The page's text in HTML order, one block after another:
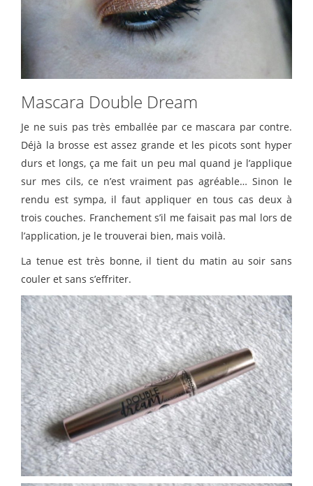
Mascara Double Dream
Je ne suis pas très emballée par ce mascara par contre.
Déjà la brosse est assez grande et les picots sont hyper
durs et longs, ça me fait un peu mal quand je l’applique
sur mes cils, ce n’est vraiment pas agréable… Sinon le
rendu est sympa, il faut appliquer en tous cas deux à
trois couches. Franchement s’il me faisait pas mal lors de
l’application, je le trouverai bien, mais voilà.
La tenue est très bonne, il tient du matin au soir sans
couler et sans s’effriter.